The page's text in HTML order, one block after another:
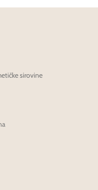
sirovine